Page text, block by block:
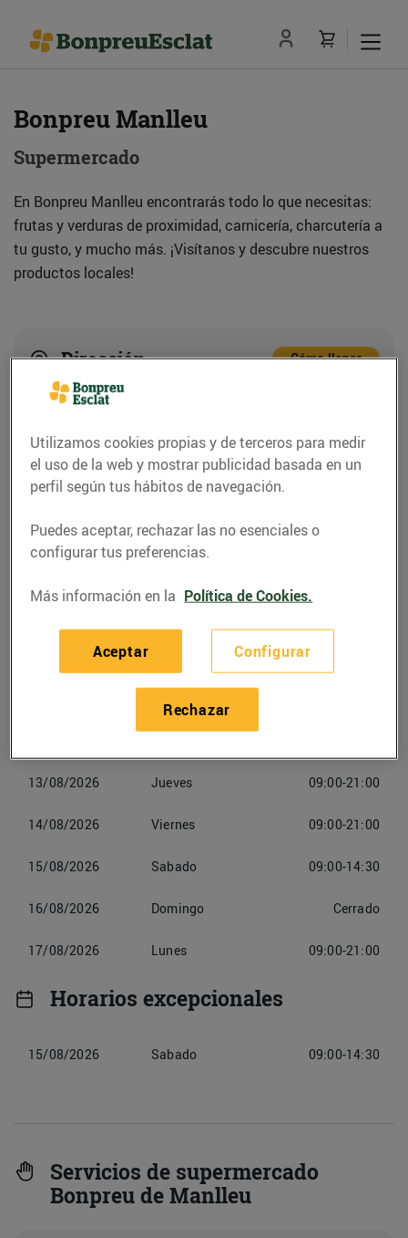
Bonpreu Manlleu
Supermercado
En Bonpreu Manlleu encontrarás todo lo que necesitas:
frutas y verduras de proximidad, carnicería, charcutería a
tu gusto, y mucho más. ¡Visítanos y descubre nuestros
productos locales!
Dirección Cómo llegar
Pg. Sant Joan, 218 (08560) Manlleu
Teléfono
938253490
Llamar
Horarios Bonpreu Manlleu
10/08/2026 09:00-21:00
13/08/2026 Jueves 09:00-21:00
14/08/2026 Viernes 09:00-21:00
15/08/2026 Sabado 09:00-14:30
16/08/2026 Domingo Cerrado
17/08/2026 Lunes 09:00-21:00
Horarios excepcionales
15/08/2026 Sabado 09:00-14:30
Servicios de supermercado
Bonpreu de Manlleu
Utilizamos cookies propias y de terceros para medir
el uso de la web y mostrar publicidad basada en un
perfil según tus hábitos de navegación.
Puedes aceptar, rechazar las no esenciales o
configurar tus preferencias.
Más información en la Política de Cookies.
Configurar
Rechazar
Aceptar